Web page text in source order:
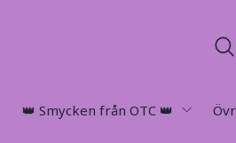
👑 Smycken från OTC 👑